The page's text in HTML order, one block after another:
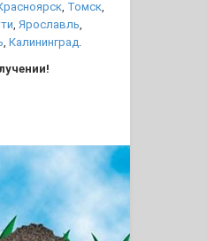
, Томск,
, Ярославль,
, Калининград.